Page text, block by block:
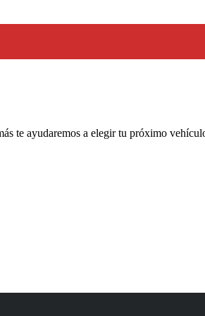
te ayudaremos a elegir tu próximo